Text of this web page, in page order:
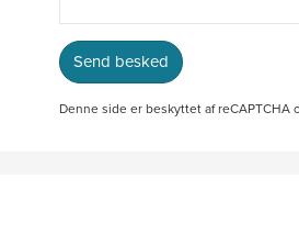
Send besked
Denne side er beskyttet af reCAPTCHA